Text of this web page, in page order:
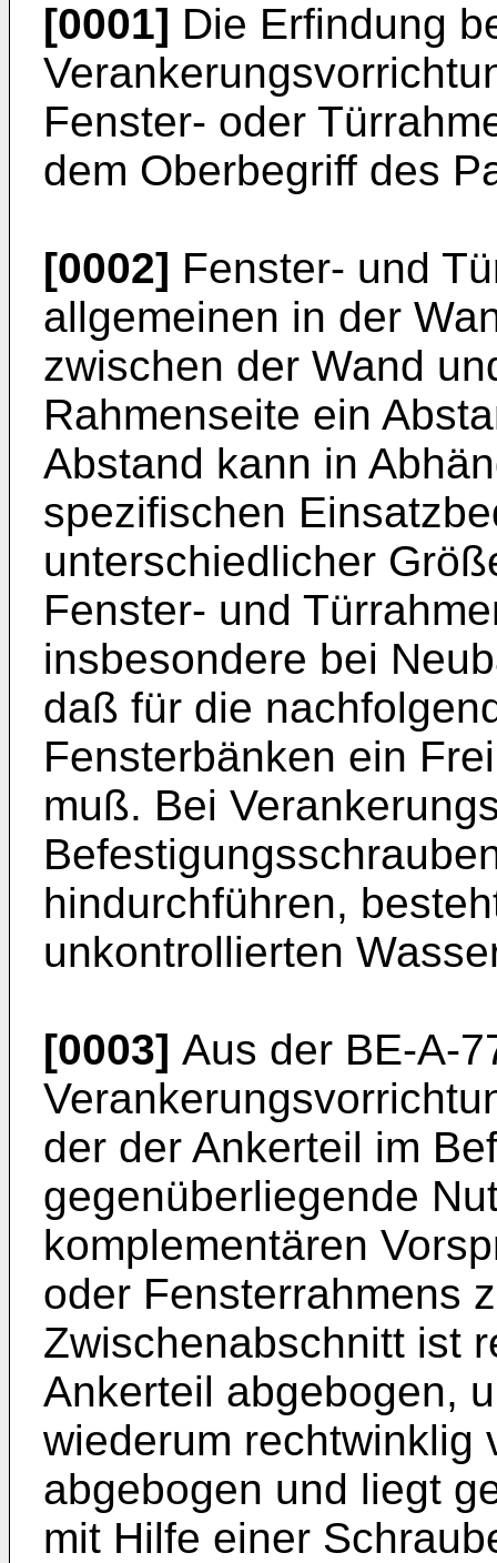
[0001] Die Erfindung
Fenster- oder
dem Oberbegriff des
[0002] Fenster- und
allgemeinen in der
zwischen der Wand
Rahmenseite ein
Abstand kann in
spezifischen
unterschiedlicher
Fenster- und
insbesondere bei
daß für die
Fensterbänken ein
muß. Bei
hindurchführen,
unkontrollierten
[0003] Aus der BE-A-
der der Ankerteil im
gegenüberliegende
komplementären
oder Fensterrahmens
Zwischenabschnitt ist
Ankerteil abgebogen,
wiederum rechtwinklig
abgebogen und liegt
mit Hilfe einer